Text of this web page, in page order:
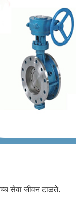
सेवा जीवन टाळते.